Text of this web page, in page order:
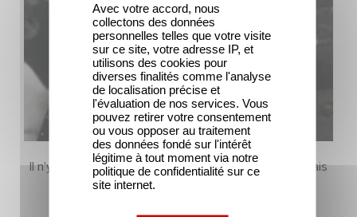
Il n'y a pas encore de contenu dans cette section mais
revenez bientôt
Avec votre accord, nous
collectons des données
personnelles telles que votre visite
sur ce site, votre adresse IP, et
utilisons des cookies pour
diverses finalités comme l'analyse
de localisation précise et
l'évaluation de nos services. Vous
pouvez retirer votre consentement
ou vous opposer au traitement
des données fondé sur l'intérêt
légitime à tout moment via notre
politique de confidentialité sur ce
site internet.